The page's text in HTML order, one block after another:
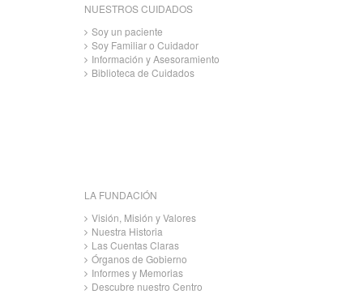
NUESTROS CUIDADOS
Soy un paciente
Soy Familiar o Cuidador
Información y Asesoramiento
Biblioteca de Cuidados
LA FUNDACIÓN
Visión, Misión y Valores
Nuestra Historia
Las Cuentas Claras
Órganos de Gobierno
Informes y Memorias
Descubre nuestro Centro